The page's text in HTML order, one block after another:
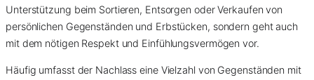
Unterstützung beim Sortieren, Entsorgen oder Verkaufen von
persönlichen Gegenständen und Erbstücken, sondern geht auch
mit dem nötigen Respekt und Einfühlungsvermögen vor.
Häufig umfasst der Nachlass eine Vielzahl von Gegenständen mit